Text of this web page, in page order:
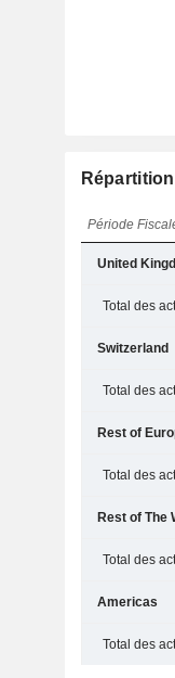
Période
United
Total des
Switzerland
Total des
Rest of
Total des
Rest of The
Total des
Americas
Total des